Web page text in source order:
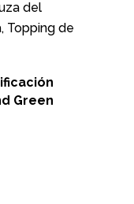
del
Topping de
Green